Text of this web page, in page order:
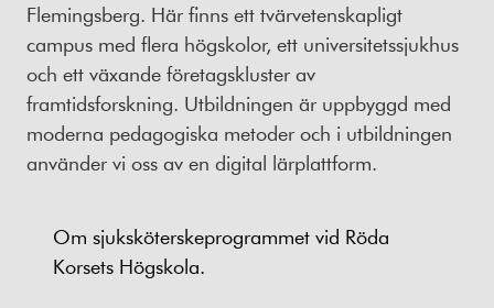
Flemingsberg. Här finns ett tvärvetenskapligt
campus med flera högskolor, ett universitetssjukhus
och ett växande företagskluster av
framtidsforskning. Utbildningen är uppbyggd med
moderna pedagogiska metoder och i utbildningen
använder vi oss av en digital lärplattform.
Om sjuksköterskeprogrammet vid Röda
Korsets Högskola.